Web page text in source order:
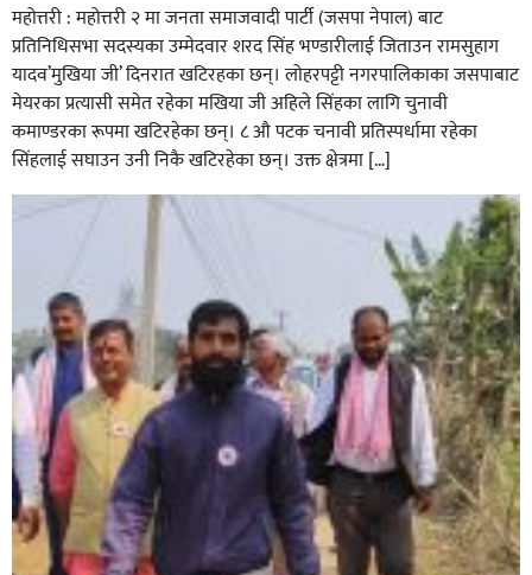
सिराहाको औरहीमा जेन-जी भेला सम्पन्न
महोत्तरी : महोत्तरी २ मा जनता समाजवादी पार्टी (जसपा नेपाल) बाट
प्रतिनिधिसभा सदस्यका उम्मेदवार शरद सिंह भण्डारीलाई जिताउन रामसुहाग
यादव’मुखिया जी’ दिनरात खटिरहका छन्। लोहरपट्टी नगरपालिकाका जसपाबाट
मेयरका प्रत्यासी समेत रहेका मखिया जी अहिले सिंहका लागि चुनावी
कमाण्डरका रूपमा खटिरहेका छन्। ८ औ पटक चनावी प्रतिस्पर्धामा रहेका
सिंहलाई सघाउन उनी निकै खटिरहेका छन्। उक्त क्षेत्रमा […]